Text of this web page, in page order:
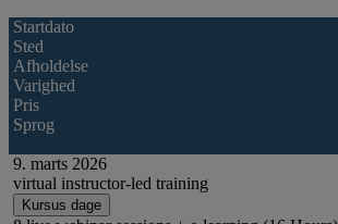
Startdato
Sted
Afholdelse
Varighed
Pris
Sprog
9. marts 2026
virtual instructor-led training
Kursus dage